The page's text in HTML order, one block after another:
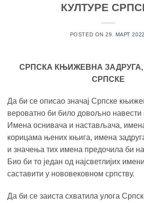
КУЛТУРЕ
POSTED ON29. МАРТ 2022.
СРПСКА КЊИЖЕВНА ЗАДРУГА,
СРПСКЕ
Да би се описао значај Српске
вероватно би било довољно
Имена оснивача и настављача,
корицама њених књига, имена
и значења тих имена предочила би
Био би то један од најсветлијих
саставити у нововековном српству.
Да би се заиста схватила улога